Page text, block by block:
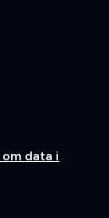
data i